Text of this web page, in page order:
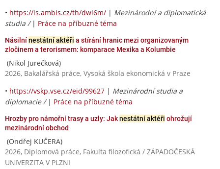
• https://is.ambis.cz/th/dwi6m/ | Mezinárodní a diplomatická
studia / | Práce na příbuzné téma
Násilnínestátní aktéři a stírání hranic mezi organizovaným
zločinem a terorismem: komparace Mexika a Kolumbie
(Nikol Jurečková)
2026, Bakalářská práce, Vysoká škola ekonomická v Praze
• https://vskp.vse.cz/eid/99627 | Mezinárodní studia a
diplomacie / | Práce na příbuzné téma
Hrozby pro námořní trasy a uzly: Jaknestátní aktéři ohrožují
mezinárodní obchod
(Ondřej KUČERA)
2026, Diplomová práce, Fakulta filozofická / ZÁPADOČESKÁ
UNIVERZITA V PLZNI